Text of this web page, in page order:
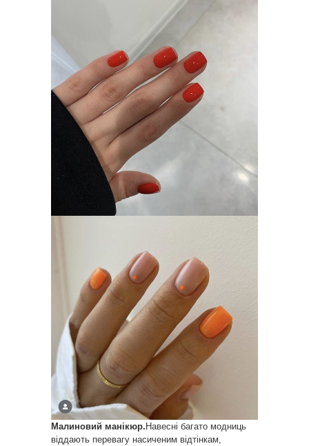
Малиновий манікюр. Навесні багато модниць
віддають перевагу насиченим відтінкам,